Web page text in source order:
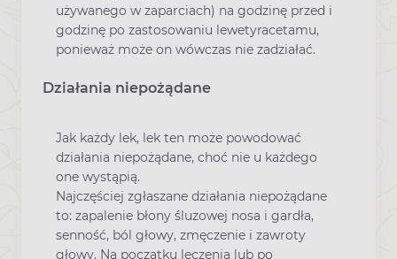
używanego w zaparciach) na godzinę przed i
godzinę po zastosowaniu lewetyracetamu,
ponieważ może on wówczas nie zadziałać.
Działania niepożądane
Jak każdy lek, lek ten może powodować
działania niepożądane, choć nie u każdego
one wystąpią.
Najczęściej zgłaszane działania niepożądane
to: zapalenie błony śluzowej nosa i gardła,
senność, ból głowy, zmęczenie i zawroty
głowy. Na początku leczenia lub po